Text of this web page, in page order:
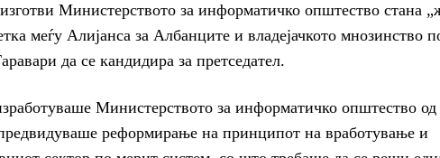
изготви Министерството за информатичко општество стана
меѓу Алијанса за Албанците и владејачкото мнозинство
да се кандидира за претседател.
Министерството за информатичко општество
реформирање на принципот на вработување и